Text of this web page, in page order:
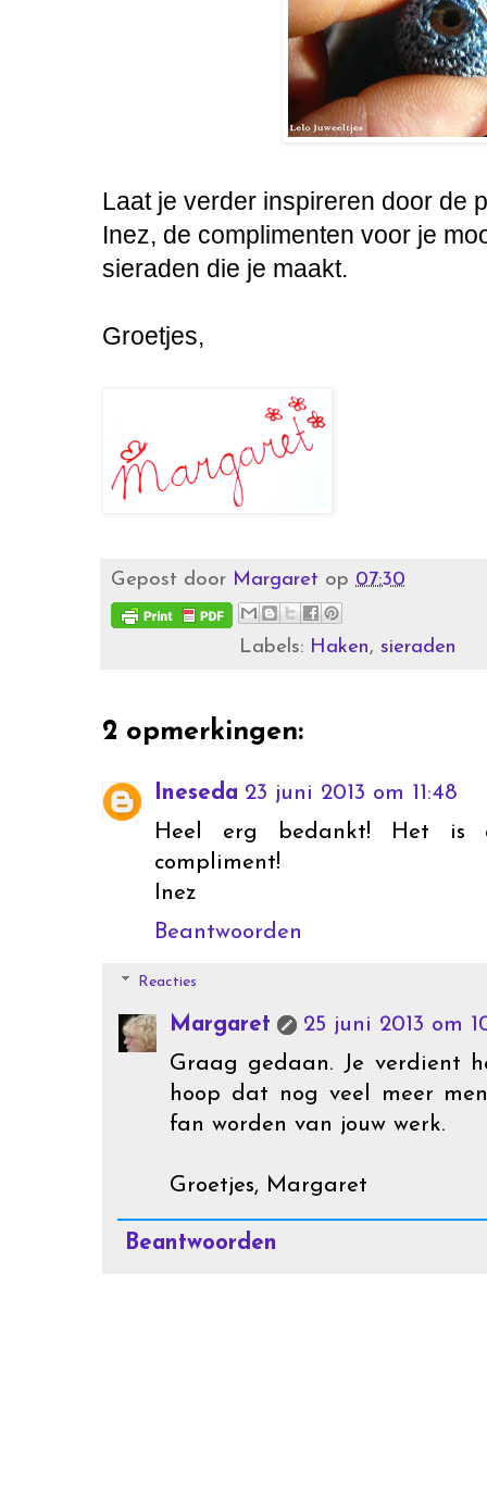
Laat je verder inspireren door de
Inez, de complimenten voor je
sieraden die je maakt.
Groetjes,
Gepost door Margaret op 07:30
Labels: Haken,sieraden
2 opmerkingen:
Ineseda 23 juni 2013 om 11:48
Heel erg bedankt! Het
compliment!
Inez
Beantwoorden
Reacties
Margaret
25 juni 2013 om
Graag gedaan. Je verdient
hoop dat nog veel meer
fan worden van jouw werk.
Groetjes, Margaret
Beantwoorden